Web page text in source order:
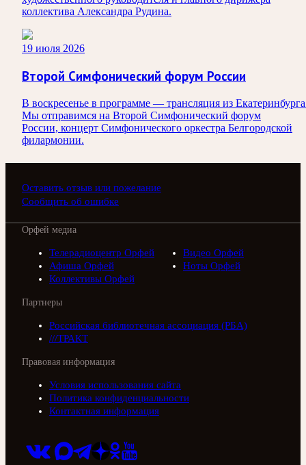
коллектива Александра Рудина.
19 июля 2026
Второй Симфонический форум России
В воскресенье в программе — трансляция из
Мы отправимся на Второй Симфонический форум
России, концерт Симфонического оркестра Белгородской
филармонии.
Оставить отзыв или пожелание
Сообщить об ошибке
Орфей медиа
Телерадиоцентр Орфей
Видео Орфей
Афиша Орфей
Ноты Орфей
Коллективы Орфей
Партнеры
Российская библиотечная ассоциация (РБА)
///ТРАКТ
Правовая информация
Условия использования сайта
Политика конфиденциальности
Контактная информация